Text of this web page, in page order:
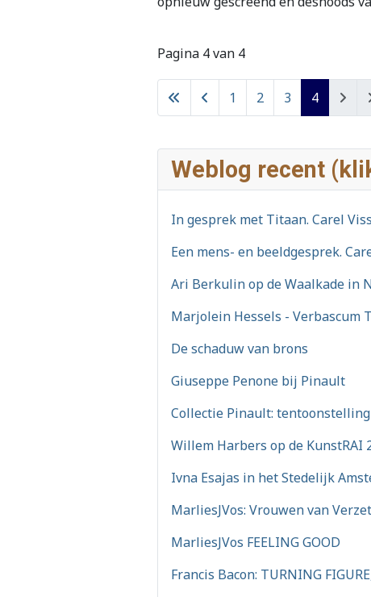
Pagina 4 van 4
1 2 3 4
Weblog recent
In gesprek met Titaan. Carel
Een mens- en beeldgesprek.
Ari Berkulin op de Waalkade in
Marjolein Hessels - Verbascum
De schaduw van brons
Giuseppe Penone bij Pinault
Collectie Pinault:
Willem Harbers op de KunstRAI
Ivna Esajas in het Stedelijk
MarliesJVos: Vrouwen van Verzet
MarliesJVos FEELING GOOD
Francis Bacon: TURNING